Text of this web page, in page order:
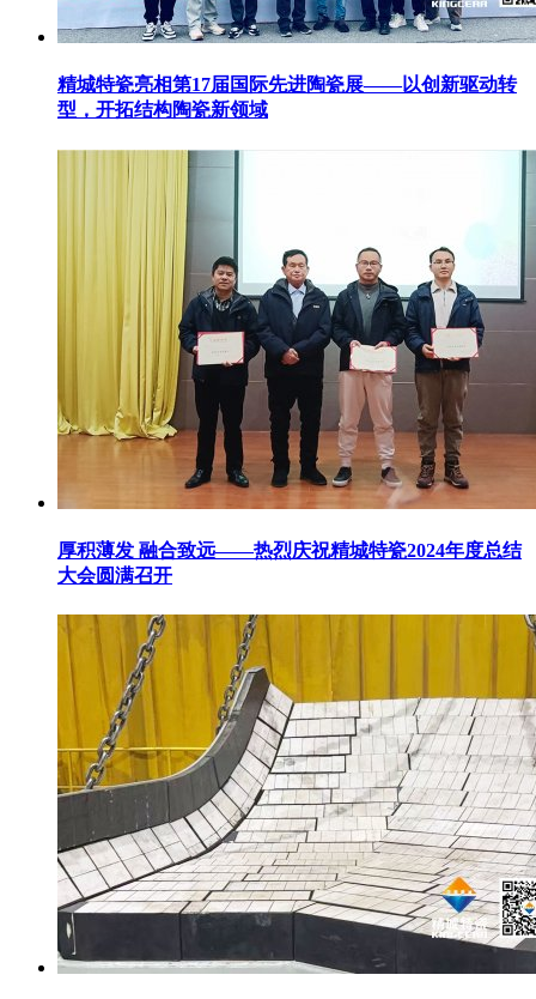
精城特瓷亮相第17届国际先进陶瓷展——以创新驱动转
型，开拓结构陶瓷新领域
厚积薄发 融合致远——热烈庆祝精城特瓷2024年度总结
大会圆满召开